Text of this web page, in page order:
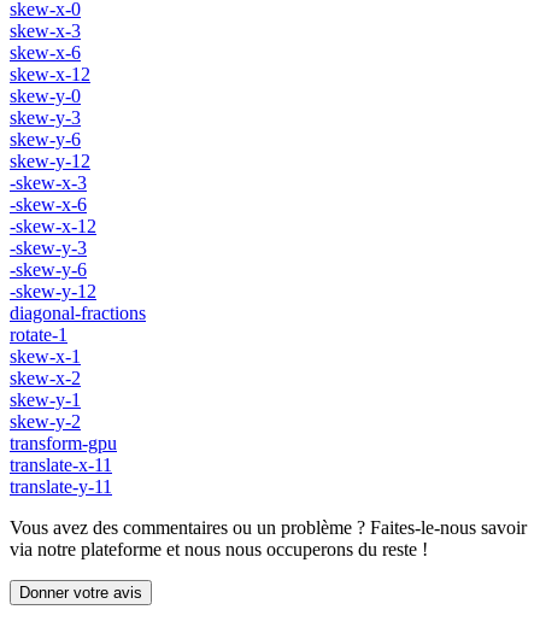
skew-x-0
skew-x-3
skew-x-6
skew-x-12
skew-y-0
skew-y-3
skew-y-6
skew-y-12
-skew-x-3
-skew-x-6
-skew-x-12
-skew-y-3
-skew-y-6
-skew-y-12
diagonal-fractions
rotate-1
skew-x-1
skew-x-2
skew-y-1
skew-y-2
transform-gpu
translate-x-11
translate-y-11
Vous avez des commentaires ou un problème ? Faites-le-nous savoir
via notre plateforme et nous nous occuperons du reste !
Donner votre avis